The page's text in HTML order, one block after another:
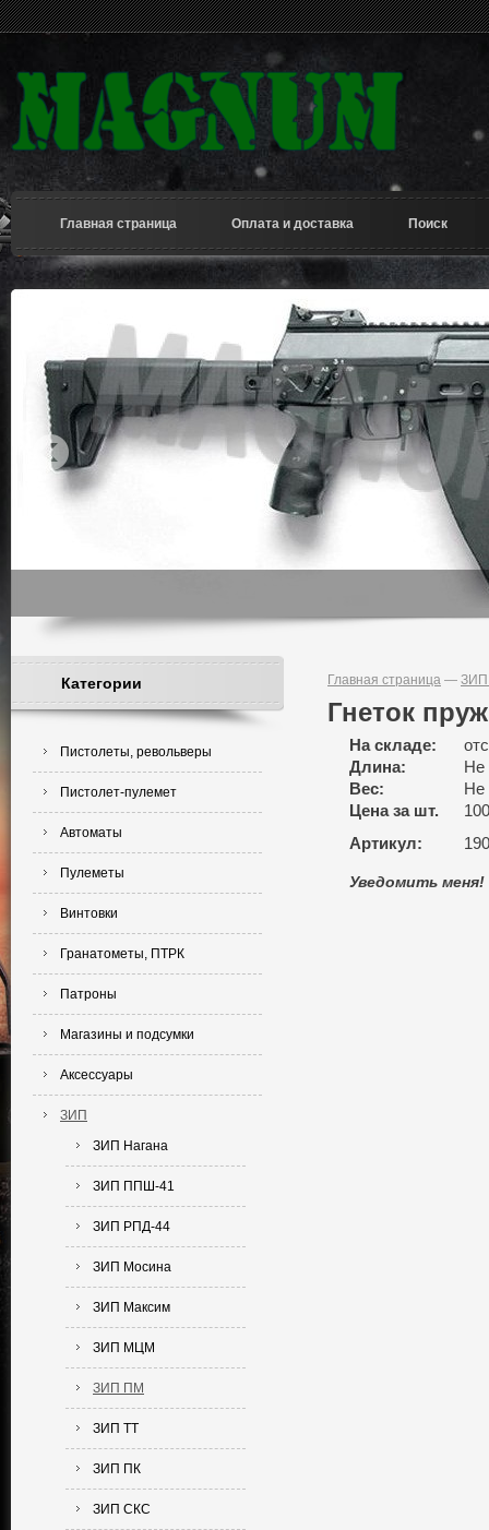
Главная страница Оплата и доставка Поиск
Категории
Пистолеты, револьверы
Пистолет-пулемет
Автоматы
Пулеметы
Винтовки
Гранатометы, ПТРК
Патроны
Магазины и подсумки
Аксессуары
ЗИП
ЗИП Нагана
ЗИП ППШ-41
ЗИП РПД-44
ЗИП Мосина
ЗИП Максим
ЗИП МЦМ
ЗИП ПМ
ЗИП ТТ
ЗИП ПК
ЗИП СКС
Главная страница —
Гнеток
На складе:
Длина:
Не
Вес:
Не
Цена за шт.
Артикул:
Уведомить меня!